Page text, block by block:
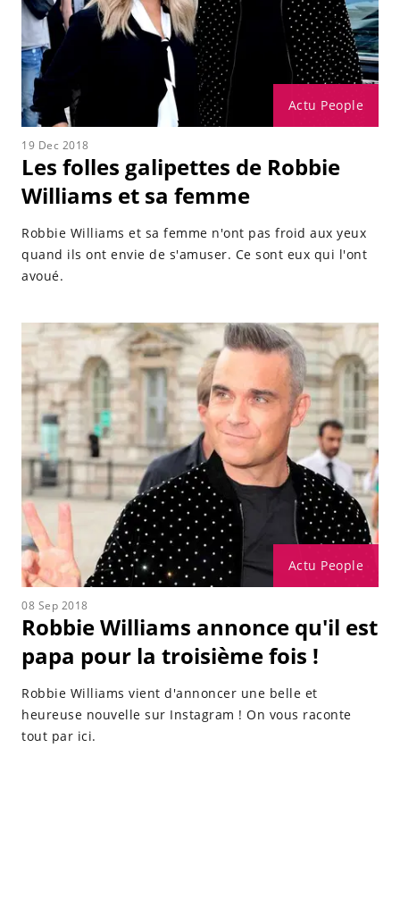
Actu People
19 Dec 2018
Les folles galipettes de Robbie
Williams et sa femme
Robbie Williams et sa femme n'ont pas froid aux yeux
quand ils ont envie de s'amuser. Ce sont eux qui l'ont
avoué.
Actu People
08 Sep 2018
Robbie Williams annonce qu'il est
papa pour la troisième fois !
Robbie Williams vient d'annoncer une belle et
heureuse nouvelle sur Instagram ! On vous raconte
tout par ici.